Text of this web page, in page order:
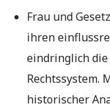
Frau und
ihren
eindringlich
Rechtssystem.
historischer